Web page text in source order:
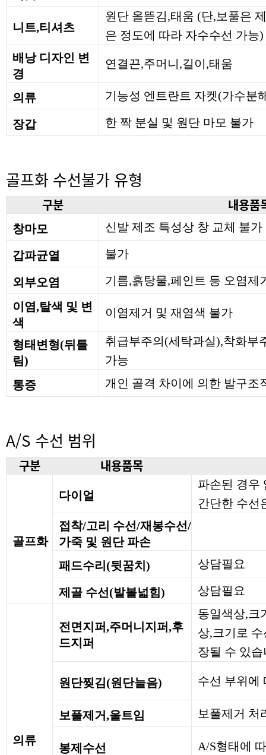
니트,티셔츠
원단 올뜯김,태움 (단,보풀은
은 정도에 따라 자수수선 가능)
배낭 디자인 변
경
연결끈,주머니,길이,태움
의류 기능성 엔트란트 자켓(가수분
장갑 한 짝 분실 및 원단 마모 불가
골프화 수선불가 유형
구분 내용품
창마모 신발 제조 특성상 창 교체 불가
갑파균열 불가
외부오염
기름,흙탕물,페인트 등 오염제
이염,탈색 및 변
색
이염제거 및 재염색 불가
형태변형(뒤틀
림)
취급부주의(세탁과실),착화부
가능
통증
개인 골격 차이에 의한 발구조
A/S 수선 범위
구분 내용품목
골프화
다이얼
파손된 경우
간단한 수선
접착/고리 수선/재봉수선/
가죽 및 원단 파손
패드수리(뒷꿈치)
상담필요
제골 수선(발볼넓힘) 상담필요
의류
전면지퍼,주머니지퍼,후
드지퍼
동일색상,크
상,크기로
장될 수 있습
원단찢김(원단늘음) 수선 부위에
보풀제거,울트임 보풀제거 처
봉제수선 A/S형태에